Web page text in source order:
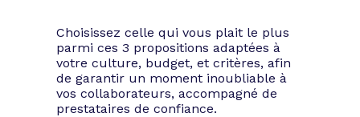
Galas, soirées de lancement de produit,
dîners corporate ou commémorations des
vœux de début d’année sont aussi
d’autres événements que vous pouvez
organiser en passant par Tibby.
Choisissez celle qui vous plait le plus
parmi ces 3 propositions adaptées à
votre culture, budget, et critères, afin
de garantir un moment inoubliable à
vos collaborateurs, accompagné de
prestataires de confiance.